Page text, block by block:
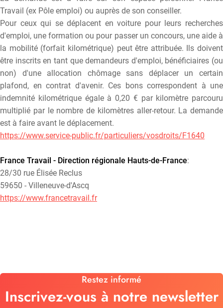
Travail (ex Pôle emploi) ou auprès de son conseiller.
Pour ceux qui se déplacent en voiture pour leurs recherches
d'emploi, une formation ou pour passer un concours, une aide à
la mobilité (forfait kilométrique) peut être attribuée. Ils doivent
être inscrits en tant que demandeurs d'emploi, bénéficiaires (ou
non) d'une allocation chômage sans déplacer un certain
plafond, en contrat d'avenir. Ces bons correspondent à une
indemnité kilométrique égale à 0,20 € par kilomètre parcouru
multiplié par le nombre de kilomètres aller-retour. La demande
est à faire avant le déplacement.
https://www.service-public.fr/particuliers/vosdroits/F1640
France Travail - Direction régionale Hauts-de-France:
28/30 rue Élisée Reclus
59650 - Villeneuve-d'Ascq
https://www.francetravail.fr
Restez informé
Inscrivez-vous à notre newsletter